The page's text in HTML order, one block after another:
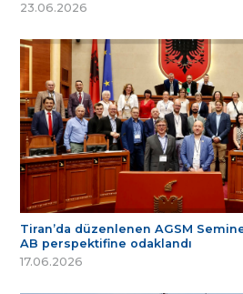
23.06.2026
Tiran’da düzenlenen AGSM
AB perspektifine odaklandı
17.06.2026